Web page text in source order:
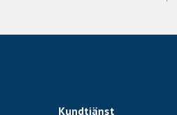
Kundtjänst